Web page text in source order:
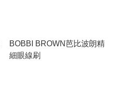
BOBBI BROWN芭比波朗精
細眼線刷